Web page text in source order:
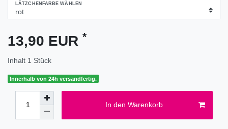
LÄTZCHENFARBE WÄHLEN
13,90 EUR *
Inhalt 1 Stück
Innerhalb von 24h versandfertig.
In den Warenkorb